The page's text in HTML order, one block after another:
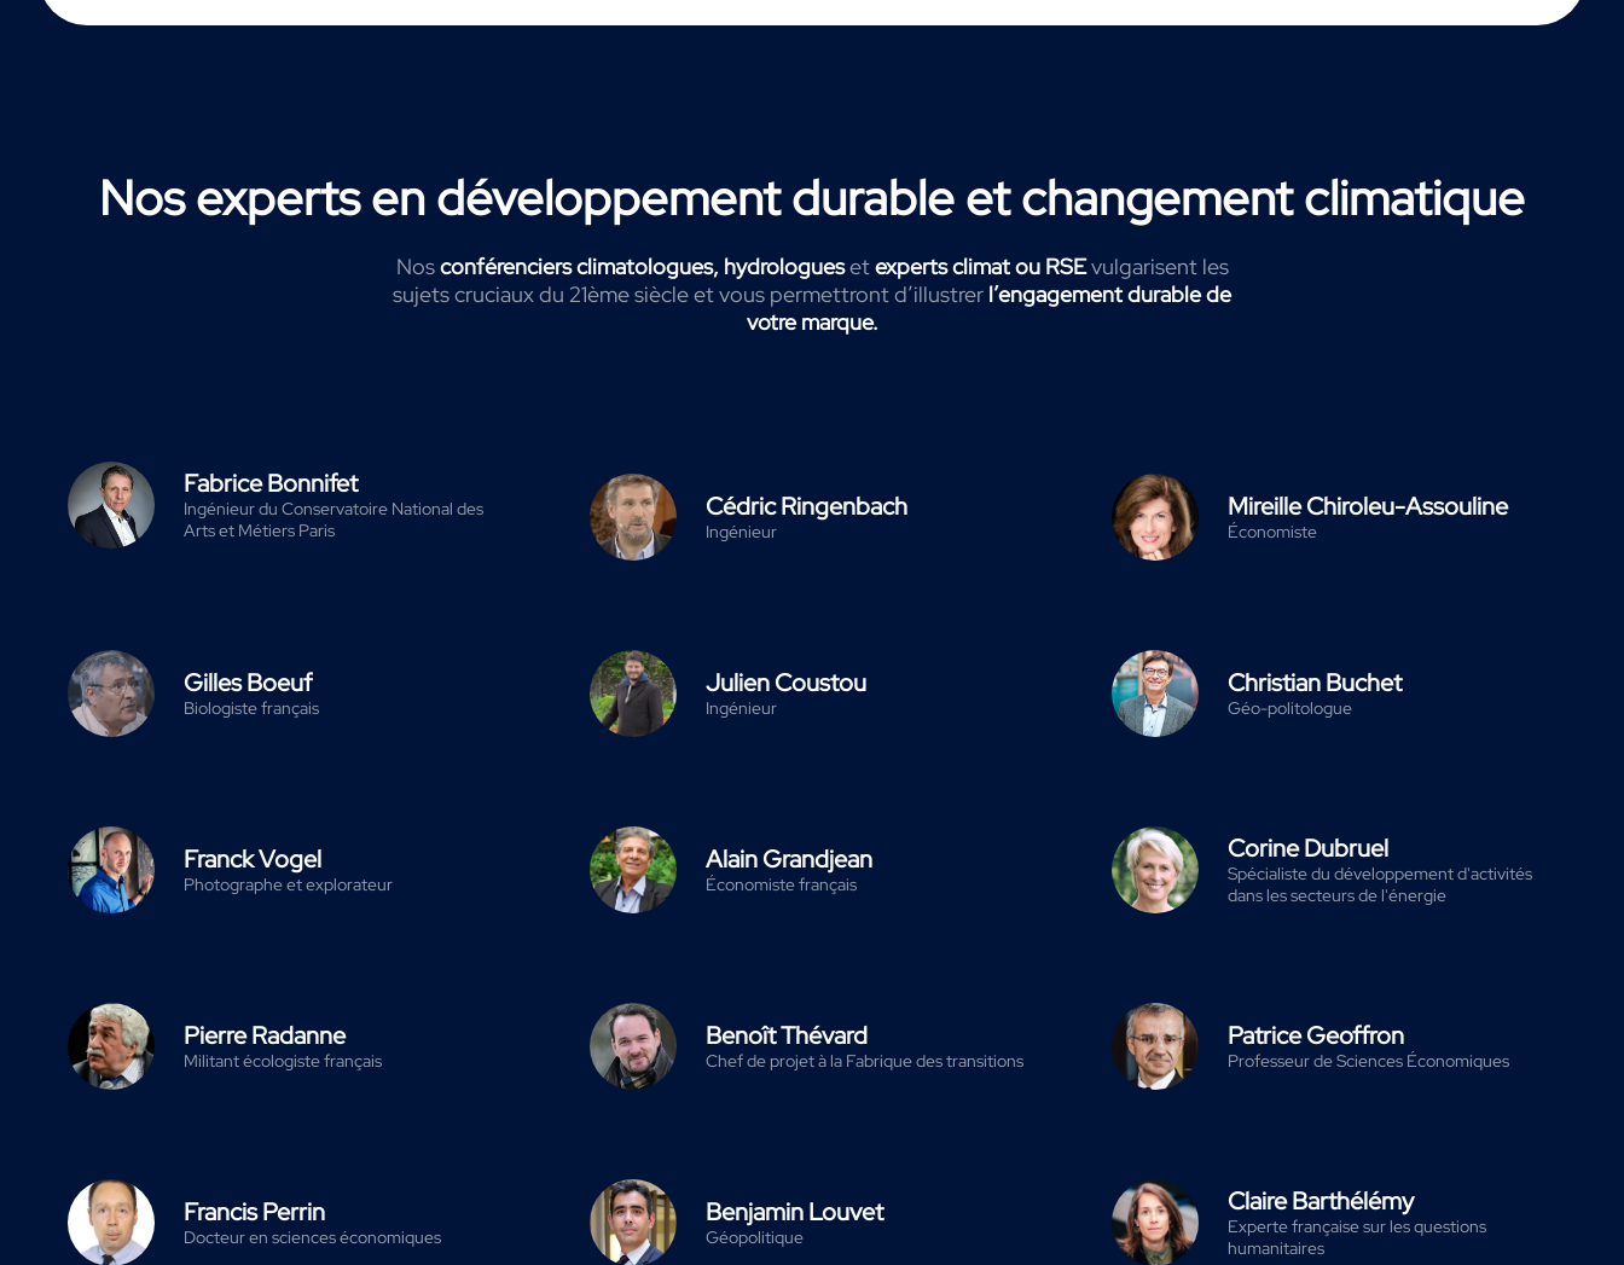
Nos experts en développement durable et changement climatique
Nosconférenciersclimatologues, hydrologuesetexperts climat ou RSEvulgarisent les
sujets cruciaux du 21ème siècle et vous permettront d’illustrer l’engagement durable de
votre marque.
Fabrice Bonnifet
Ingénieur du Conservatoire National des
Arts et Métiers Paris
Cédric Ringenbach
Ingénieur
Mireille Chiroleu-Assouline
Économiste
Gilles Boeuf
Biologiste français
Julien Coustou
Ingénieur
Christian Buchet
Géo-politologue
Franck Vogel
Photographe et explorateur
Alain Grandjean
Économiste français
Corine Dubruel
Spécialiste du développement d'activités
dans les secteurs de l'énergie
Pierre Radanne
Militant écologiste français
Benoît Thévard
Chef de projet à la Fabrique des transitions
Patrice Geoffron
Professeur de Sciences Économiques
Francis Perrin
Docteur en sciences économiques
Benjamin Louvet
Géopolitique
Claire Barthélémy
Experte française sur les questions
humanitaires